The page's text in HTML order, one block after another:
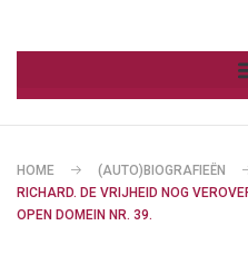
HOME (AUTO)BIOGRAFIEËN
RICHARD. DE VRIJHEID NOG
OPEN DOMEIN NR. 39.